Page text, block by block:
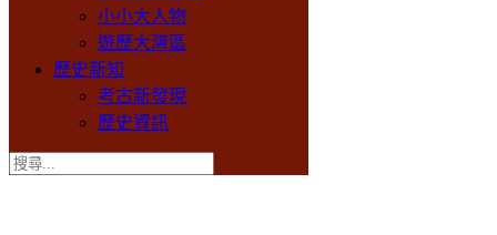
小小大人物
遊歷大灣區
歷史新知
考古新發現
歷史資訊